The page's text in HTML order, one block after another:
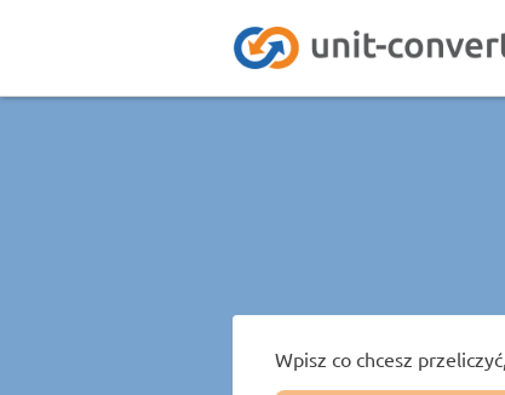
Wpisz co chcesz